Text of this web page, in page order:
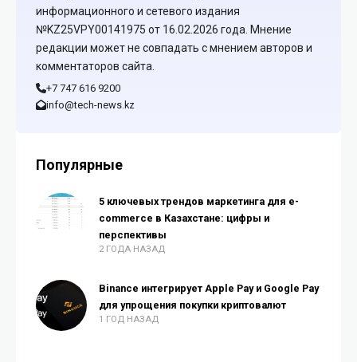
информационного и сетевого издания
№KZ25VPY00141975 от 16.02.2026 года. Мнение
редакции может не совпадать с мнением авторов и
комментаторов сайта.
+7 747 616 9200
info@tech-news.kz
Популярные
5 ключевых трендов маркетинга для e-
commerce в Казахстане: цифры и
перспективы
2 ГОДА НАЗАД
Binance интегрирует Apple Pay и Google Pay
для упрощения покупки криптовалют
1 ГОД НАЗАД